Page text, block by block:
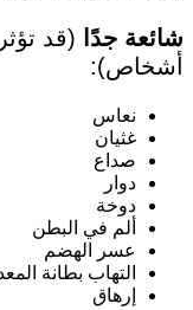
شائعة جدًا
أشخاص):
نعاس
غثيان
صداع
دوار
دوخة
ألم في البطن
عسر الهضم
التهاب بطانة
إرهاق